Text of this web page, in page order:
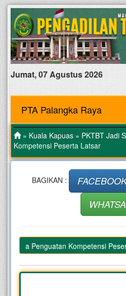
Jumat, 07 Agustus 2026
PTA Palangka Raya
» Kuala Kapuas » PKTBT Jadi
Kompetensi Peserta Latsar
BAGIKAN :
Penguatan Kompetensi